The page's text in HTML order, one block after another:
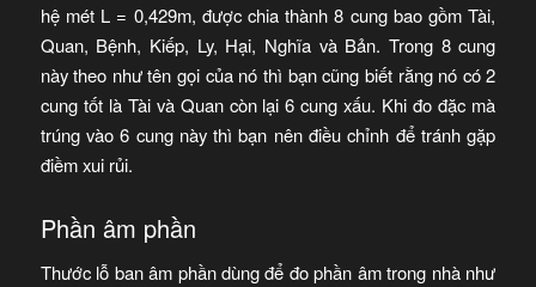
hệ mét L = 0,429m, được chia thành 8 cung bao gồm Tài,
Quan, Bệnh, Kiếp, Ly, Hại, Nghĩa và Bản. Trong 8 cung
này theo như tên gọi của nó thì bạn cũng biết rằng nó có 2
cung tốt là Tài và Quan còn lại 6 cung xấu. Khi đo đặc mà
trúng vào 6 cung này thì bạn nên điều chỉnh để tránh gặp
điềm xui rủi.
Phần âm phần
Thước lỗ ban âm phần dùng để đo phần âm trong nhà như